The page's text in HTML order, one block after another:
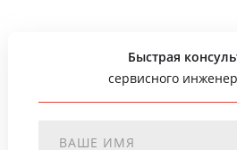
Быстрая
сервисного